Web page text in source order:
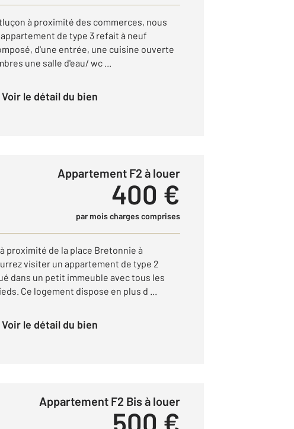
à proximité des commerces, nous
de type 3 refait à neuf
d'une entrée, une cuisine ouverte
une salle d'eau/ wc ...
Voir le détail du bien
Appartement F2 à louer
400 €
par mois charges comprises
proximité de la place Bretonnie à
visiter un appartement de type 2
dans un petit immeuble avec tous les
Ce logement dispose en plus d ...
Voir le détail du bien
Appartement F2 Bis à louer
500 €